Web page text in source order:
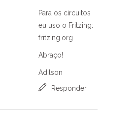
Para os circuitos
eu uso o Fritzing:
fritzing.org
Abraço!
Adilson
Responder